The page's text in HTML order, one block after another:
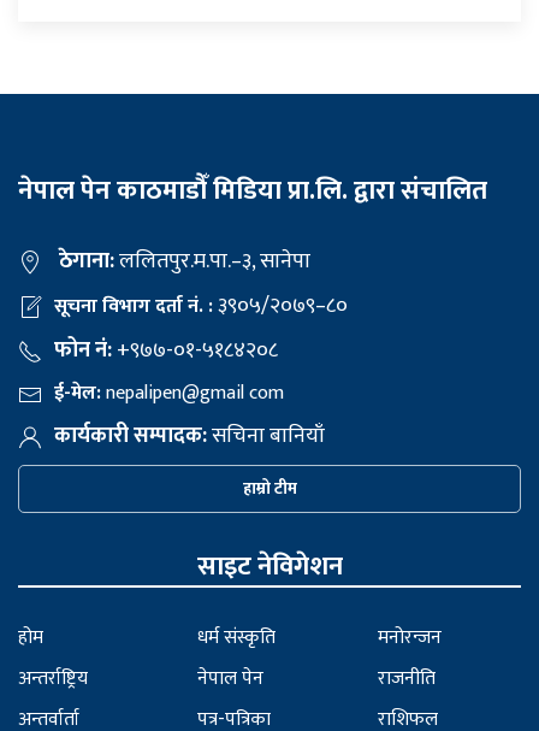
नेपाल पेन काठमाडौँ मिडिया प्रा.लि. द्वारा संचालित
ठेगाना:ललितपुर.म.पा.–३, सानेपा
सूचना विभाग दर्ता नं. :३९०५/२०७९–८०
फोन नं:+९७७-०१-५१८४२०८
ई-मेल:nepalipen@gmail com
कार्यकारी सम्पादक:सचिना बानियाँ
हाम्रो टीम
साइट नेविगेशन
होम
अन्तर्राष्ट्रिय
अन्तर्वार्ता
धर्म संस्कृति
नेपाल पेन
पत्र-पत्रिका
मनोरन्जन
राजनीति
राशिफल